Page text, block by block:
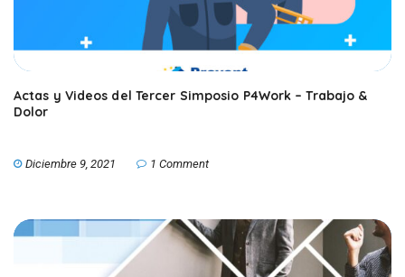
Actas y Videos del Tercer Simposio P4Work – Trabajo &
Dolor
Diciembre 9, 2021 1 Comment